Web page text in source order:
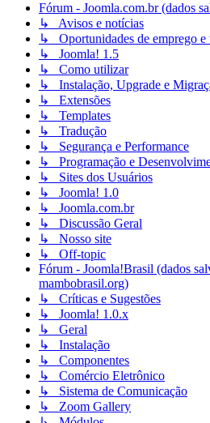
Fórum - Joomla.com.br (dados
↳ Avisos e notícias
↳ Oportunidades de emprego e
↳ Joomla! 1.5
↳ Como utilizar
↳ Instalação, Upgrade e
↳ Extensões
↳ Templates
↳ Tradução
↳ Segurança e Performance
↳ Programação e
↳ Sites dos Usuários
↳ Joomla! 1.0
↳ Joomla.com.br
↳ Discussão Geral
↳ Nosso site
↳ Off-topic
Fórum - Joomla!Brasil (dados
mambobrasil.org)
↳ Críticas e Sugestões
↳ Joomla! 1.0.x
↳ Geral
↳ Instalação
↳ Componentes
↳ Comércio Eletrônico
↳ Sistema de Comunicação
↳ Zoom Gallery